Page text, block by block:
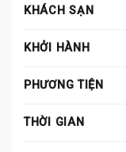
KHÁCH SẠN
KHỞI HÀNH
PHƯƠNG TIỆN
THỜI GIAN